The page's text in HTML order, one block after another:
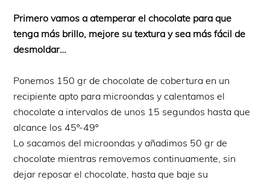
Primero vamos a atemperar el chocolate para que
tenga más brillo, mejore su textura y sea más fácil de
desmoldar…
Ponemos 150 gr de chocolate de cobertura en un
recipiente apto para microondas y calentamos el
chocolate a intervalos de unos 15 segundos hasta que
alcance los 45º-49º
Lo sacamos del microondas y añadimos 50 gr de
chocolate mientras removemos continuamente, sin
dejar reposar el chocolate, hasta que baje su